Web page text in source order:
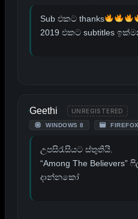
Sub එකට thanks
2019 එකට subtitles
Geethi UNREGISTERED
WINDOWS 8
උපසිරැසියට ස්තුතියි.
“Among The
දාන්නකෝ